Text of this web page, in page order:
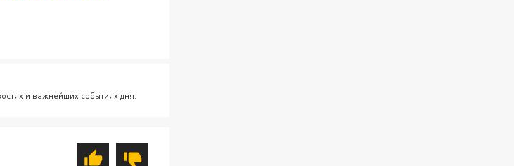
и важнейших событиях дня.